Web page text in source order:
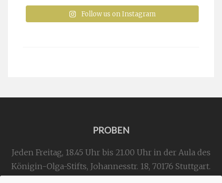
Follow us on Instagram
PROBEN
Jeden Freitag, 18.45 Uhr bis 21.00 Uhr in der Aula des
Königin-Olga-Stifts, Johannesstr. 18, 70176 Stuttgart.